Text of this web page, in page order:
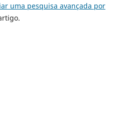
uma pesquisa avançada por